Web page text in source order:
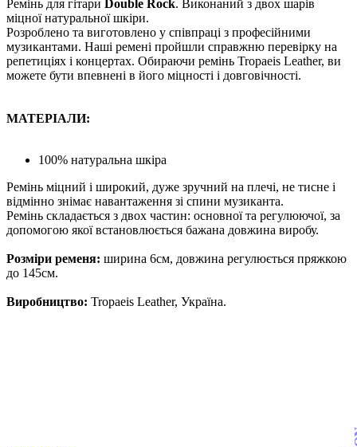
Ремінь для гітари Double Rock. Виконаний з двох шарів
міцної натуральної шкіри.
Розроблено та виготовлено у співпраці з професійними
музикантами. Наші ремені пройшли справжню перевірку на
репетиціях і концертах. Обираючи ремінь Tropaeis Leather, ви
можете бути впевнені в його міцності і довговічності.
МАТЕРІАЛИ:
100% натуральна шкіра
Ремінь міцний і широкий, дуже зручний на плечі, не тисне і
відмінно знімає навантаження зі спини музиканта.
Ремінь складається з двох частин: основної та регулюючої, за
допомогою якої встановлюється бажана довжина виробу.
Розміри ременя: ширина 6см, довжина регулюється пряжкою
до 145см.
Виробництво: Tropaeis Leather, Україна.